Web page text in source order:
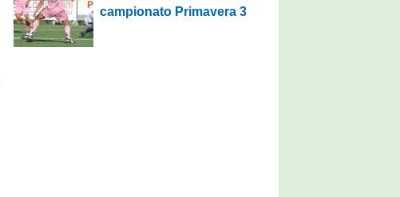
campionato Primavera 3